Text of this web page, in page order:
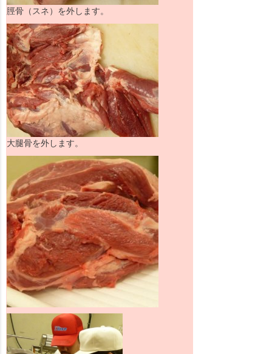
脛骨（スネ）を外します。
大腿骨を外します。